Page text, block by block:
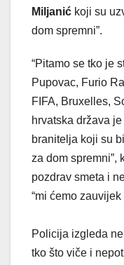
Miljanić koji su
dom spremni”.
“Pitamo se tko je
Pupovac, Furio
FIFA, Bruxelles,
hrvatska država
branitelja koji su
za dom spremni”,
pozdrav smeta i
“mi ćemo
Policija izgleda
tko što viče i